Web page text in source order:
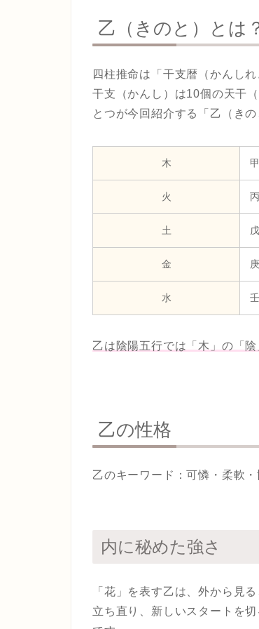
乙（きのと）とは
四柱推命は「干支暦（かんし
干支（かんし）は10個の天干
とつが今回紹介する「乙（きの
木
火
土
金
水
乙は陰陽五行では「木」の「
乙の性格
乙のキーワード：可憐・柔軟
内に秘めた強さ
「花」を表す乙は、外から見
立ち直り、新しいスタートを